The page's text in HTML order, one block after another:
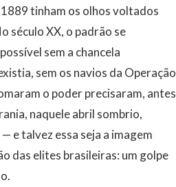
tinham os olhos voltados
século XX, o padrão se
sem a chancela
sem os navios da Operação
o poder precisaram, antes
naquele abril sombrio,
e talvez essa seja a imagem
das elites brasileiras: um golpe